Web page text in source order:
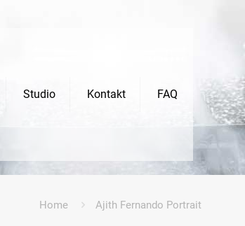
Studio Kontakt FAQ
Home Ajith Fernando Portrait